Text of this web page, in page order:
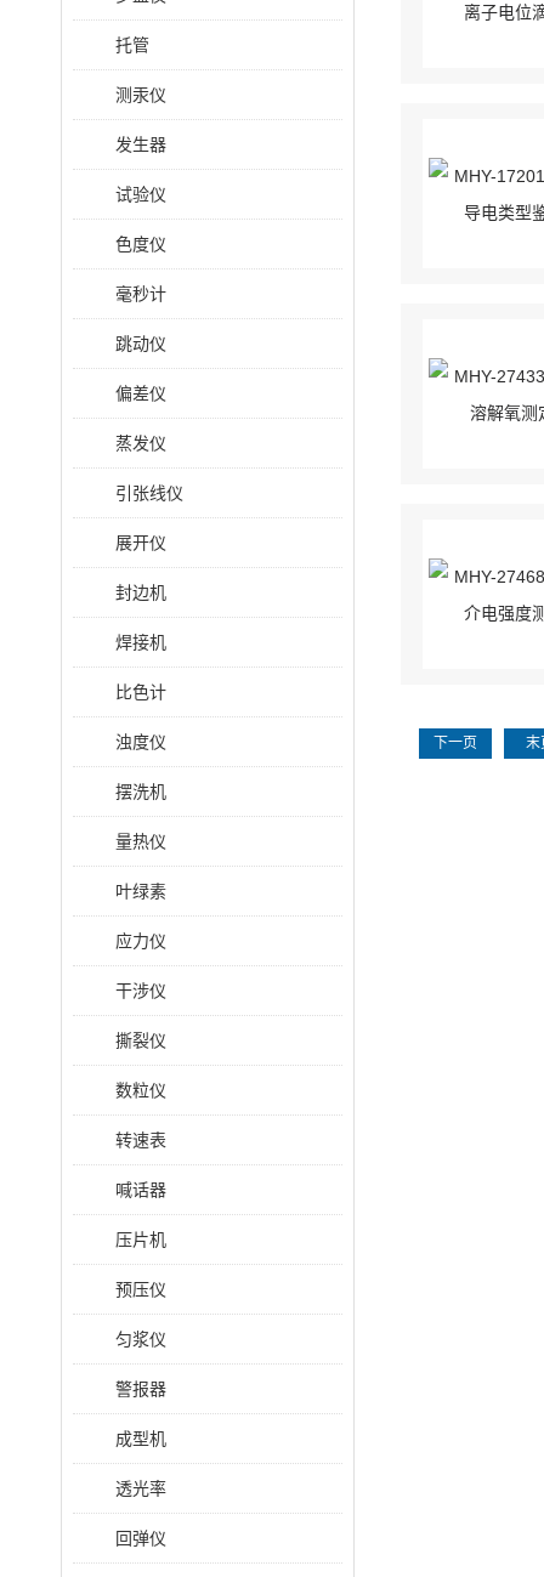
托管
测汞仪
发生器
试验仪
色度仪
毫秒计
跳动仪
偏差仪
蒸发仪
引张线仪
展开仪
封边机
焊接机
比色计
浊度仪
摆洗机
量热仪
叶绿素
应力仪
干涉仪
撕裂仪
数粒仪
转速表
喊话器
压片机
预压仪
匀浆仪
警报器
成型机
透光率
回弹仪
下一页 末